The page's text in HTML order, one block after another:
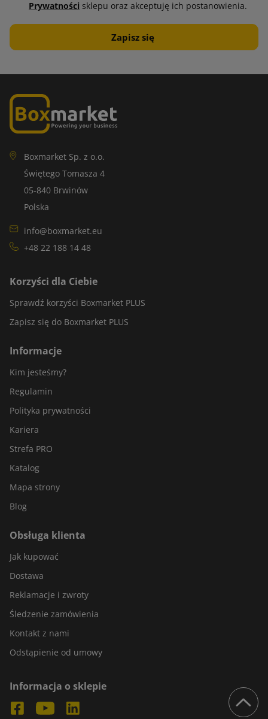
Prywatności sklepu oraz akceptuję ich postanowienia.
Boxmarket Sp. z o.o.
Świętego Tomasza 4
05-840 Brwinów
Polska
info@boxmarket.eu
+48 22 188 14 48
Korzyści dla Ciebie
Sprawdź korzyści Boxmarket PLUS
Zapisz się do Boxmarket PLUS
Informacje
Kim jesteśmy?
Regulamin
Polityka prywatności
Kariera
Strefa PRO
Katalog
Mapa strony
Blog
Obsługa klienta
Jak kupować
Dostawa
Reklamacje i zwroty
Śledzenie zamówienia
Kontakt z nami
Odstąpienie od umowy
Informacja o sklepie